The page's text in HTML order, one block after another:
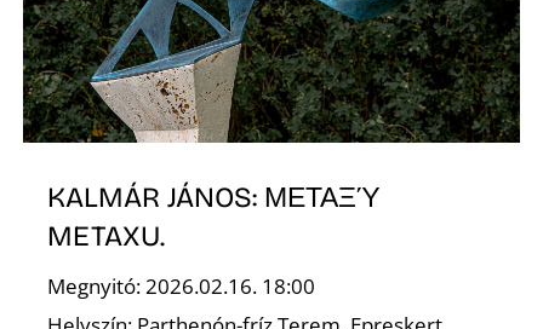
KALMÁR JÁNOS: ΜΕΤΑΞΎ
METAXU.
Megnyitó: 2026.02.16. 18:00